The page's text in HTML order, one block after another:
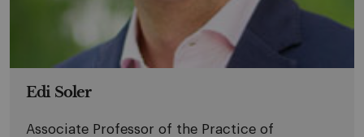
Edi Soler
Associate Professor of the Practice of